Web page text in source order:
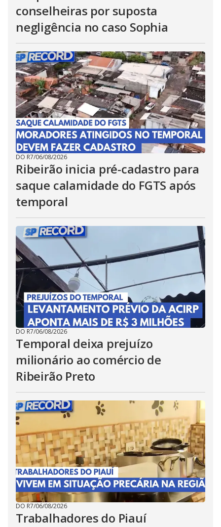
conselheiras por suposta
negligência no caso Sophia
DO R7/06/08/2026
Ribeirão inicia pré-cadastro para
saque calamidade do FGTS após
temporal
DO R7/06/08/2026
Temporal deixa prejuízo
milionário ao comércio de
Ribeirão Preto
DO R7/06/08/2026
Trabalhadores do Piauí